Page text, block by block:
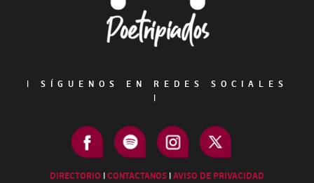
|
SÍGUENOS EN REDES SOCIALES
|
DIRECTORIO |CONTACTANOS |AVISO DE PRIVACIDAD